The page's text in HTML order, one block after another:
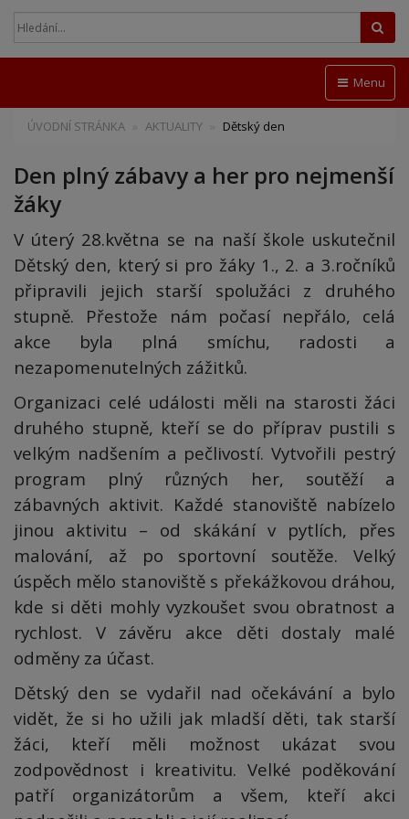
Menu
ÚVODNÍ STRÁNKA AKTUALITY Dětský den
Den plný zábavy a her pro nejmenší
žáky
V úterý 28.května se na naší škole uskutečnil
Dětský den, který si pro žáky 1., 2. a 3.ročníků
připravili jejich starší spolužáci z druhého
stupně. Přestože nám počasí nepřálo, celá
akce byla plná smíchu, radosti a
nezapomenutelných zážitků.
Organizaci celé události měli na starosti žáci
druhého stupně, kteří se do příprav pustili s
velkým nadšením a pečlivostí. Vytvořili pestrý
program plný různých her, soutěží a
zábavných aktivit. Každé stanoviště nabízelo
jinou aktivitu – od skákání v pytlích, přes
malování, až po sportovní soutěže. Velký
úspěch mělo stanoviště s překážkovou dráhou,
kde si děti mohly vyzkoušet svou obratnost a
rychlost. V závěru akce děti dostaly malé
odměny za účast.
Dětský den se vydařil nad očekávání a bylo
vidět, že si ho užili jak mladší děti, tak starší
žáci, kteří měli možnost ukázat svou
zodpovědnost i kreativitu. Velké poděkování
patří organizátorům a všem, kteří akci